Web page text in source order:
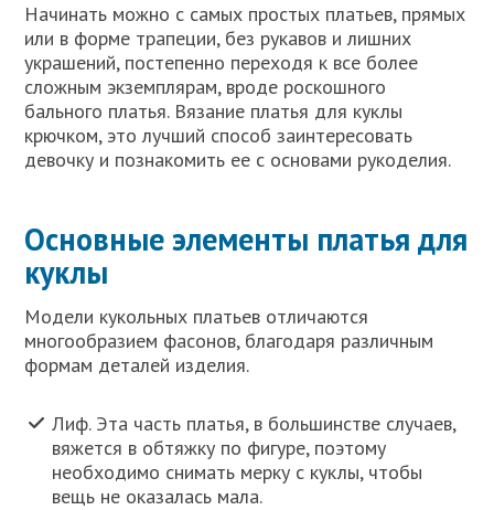
Начинать можно с самых простых платьев, прямых
или в форме трапеции, без рукавов и лишних
украшений, постепенно переходя к все более
сложным экземплярам, вроде роскошного
бального платья. Вязание платья для куклы
крючком, это лучший способ заинтересовать
девочку и познакомить ее с основами рукоделия.
Основные элементы платья для
куклы
Модели кукольных платьев отличаются
многообразием фасонов, благодаря различным
формам деталей изделия.
Лиф. Эта часть платья, в большинстве случаев,
вяжется в обтяжку по фигуре, поэтому
необходимо снимать мерку с куклы, чтобы
вещь не оказалась мала.